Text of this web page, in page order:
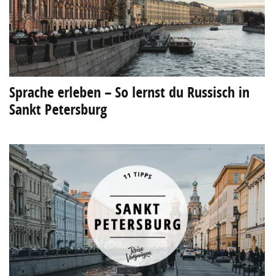
Sprache erleben – So lernst du Russisch in
Sankt Petersburg